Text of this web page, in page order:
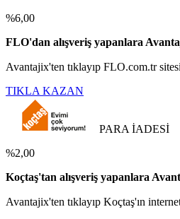
%6,00
FLO'dan alışveriş yapanlara
Avantajix'ten tıklayıp FLO.com.tr
TIKLA KAZAN
PARA İADESİ
%2,00
Koçtaş'tan alışveriş yapanlara
Avantajix'ten tıklayıp Koçtaş'ın